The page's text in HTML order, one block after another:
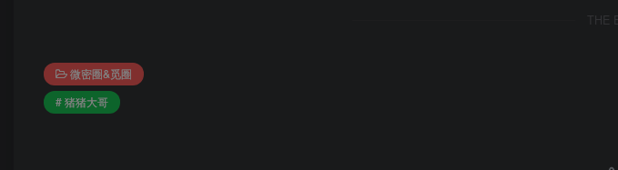
THE
微密圈&觅圈
# 猪猪大哥